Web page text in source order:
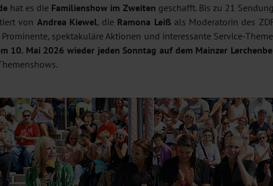
hat es die Familienshow im Zweiten geschafft. Bis zu 21
von Andrea Kiewel, die Ramona Leißals Moderatorin des
spektakuläre Aktionen und interessante Service-
10. Mai 2026 wieder jeden Sonntag auf dem Mainzer